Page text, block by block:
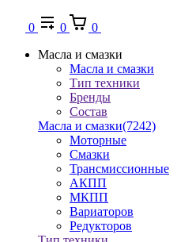
0 0
0
Масла и смазки
Масла и смазки
Тип техники
Бренды
Состав
Масла и смазки(7242)
Моторные
Смазки
Трансмиссионные
АКПП
МКПП
Вариаторов
Редукторов